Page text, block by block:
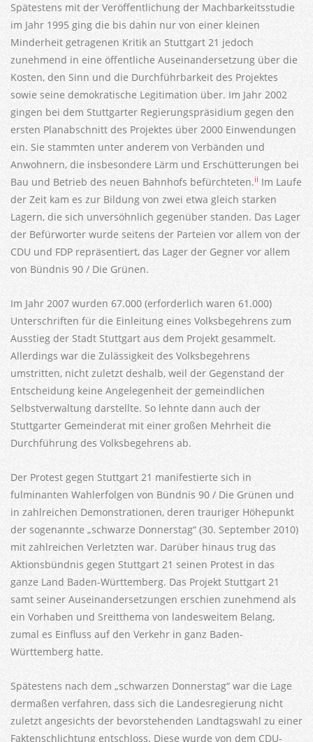
Spätestens mit der Veröffentlichung der Machbarkeitsstudie
im Jahr 1995 ging die bis dahin nur von einer kleinen
Minderheit getragenen Kritik an Stuttgart 21 jedoch
zunehmend in eine öffentliche Auseinandersetzung über die
Kosten, den Sinn und die Durchführbarkeit des Projektes
sowie seine demokratische Legitimation über. Im Jahr 2002
gingen bei dem Stuttgarter Regierungspräsidium gegen den
ersten Planabschnitt des Projektes über 2000 Einwendungen
ein. Sie stammten unter anderem von Verbänden und
Anwohnern, die insbesondere Lärm und Erschütterungen bei
Bau und Betrieb des neuen Bahnhofs befürchteten.ii Im Laufe
der Zeit kam es zur Bildung von zwei etwa gleich starken
Lagern, die sich unversöhnlich gegenüber standen. Das Lager
der Befürworter wurde seitens der Parteien vor allem von der
CDU und FDP repräsentiert, das Lager der Gegner vor allem
von Bündnis 90 / Die Grünen.
Im Jahr 2007 wurden 67.000 (erforderlich waren 61.000)
Unterschriften für die Einleitung eines Volksbegehrens zum
Ausstieg der Stadt Stuttgart aus dem Projekt gesammelt.
Allerdings war die Zulässigkeit des Volksbegehrens
umstritten, nicht zuletzt deshalb, weil der Gegenstand der
Entscheidung keine Angelegenheit der gemeindlichen
Selbstverwaltung darstellte. So lehnte dann auch der
Stuttgarter Gemeinderat mit einer großen Mehrheit die
Durchführung des Volksbegehrens ab.
Der Protest gegen Stuttgart 21 manifestierte sich in
fulminanten Wahlerfolgen von Bündnis 90 / Die Grünen und
in zahlreichen Demonstrationen, deren trauriger Höhepunkt
der sogenannte „schwarze Donnerstag“ (30. September 2010)
mit zahlreichen Verletzten war. Darüber hinaus trug das
Aktionsbündnis gegen Stuttgart 21 seinen Protest in das
ganze Land Baden-Württemberg. Das Projekt Stuttgart 21
samt seiner Auseinandersetzungen erschien zunehmend als
ein Vorhaben und Sreitthema von landesweitem Belang,
zumal es Einfluss auf den Verkehr in ganz Baden-
Württemberg hatte.
Spätestens nach dem „schwarzen Donnerstag“ war die Lage
dermaßen verfahren, dass sich die Landesregierung nicht
zuletzt angesichts der bevorstehenden Landtagswahl zu einer
Faktenschlichtung entschloss. Diese wurde von dem CDU-